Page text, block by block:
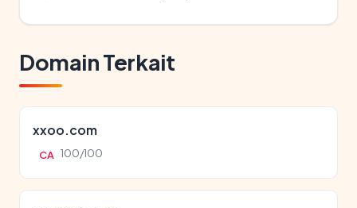
Domain Terkait
xxoo.com
CA 100/100